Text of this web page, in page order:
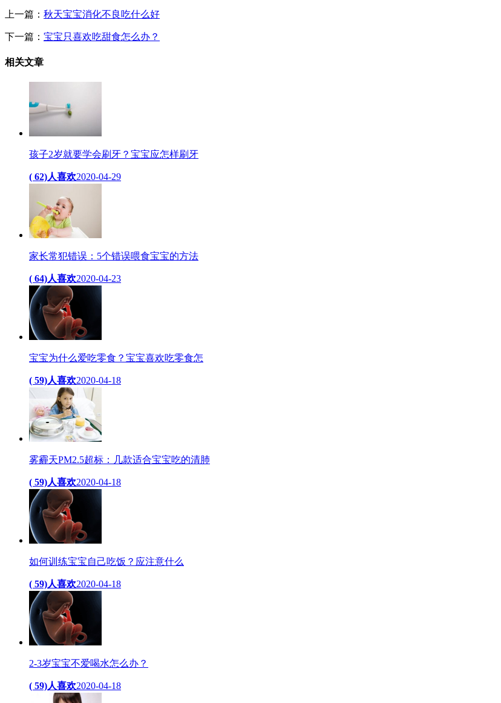
上一篇： 秋天宝宝消化不良吃什么好
下一篇： 宝宝只喜欢吃甜食怎么办？
相关文章
孩子2岁就要学会刷牙？宝宝应怎样刷牙
( 62)人喜欢2020-04-29
家长常犯错误：5个错误喂食宝宝的方法
( 64)人喜欢2020-04-23
宝宝为什么爱吃零食？宝宝喜欢吃零食怎
( 59)人喜欢2020-04-18
雾霾天PM2.5超标：几款适合宝宝吃的清肺
( 59)人喜欢2020-04-18
如何训练宝宝自己吃饭？应注意什么
( 59)人喜欢2020-04-18
2-3岁宝宝不爱喝水怎么办？
( 59)人喜欢2020-04-18